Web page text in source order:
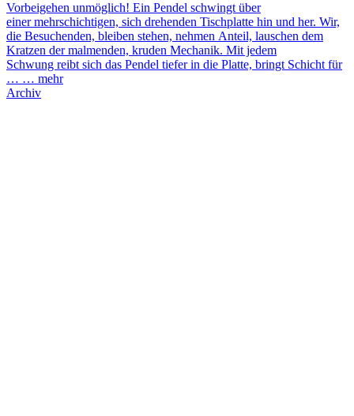
Vorbeigehen unmöglich! Ein Pendel schwingt über
einer mehrschichtigen, sich drehenden Tischplatte hin und her. Wir,
die Besuchenden, bleiben stehen, nehmen Anteil, lauschen dem
Kratzen der malmenden, kruden Mechanik. Mit jedem
Schwung reibt sich das Pendel tiefer in die Platte, bringt Schicht für
… … mehr
Archiv